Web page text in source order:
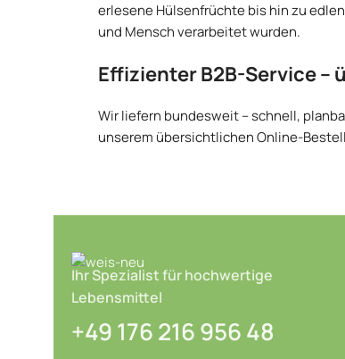
erlesene Hülsenfrüchte bis hin zu
und Mensch verarbeitet wurden.
Effizienter B2B-Service –
Wir liefern bundesweit – schnell,
unserem übersichtlichen Online-
Ihr Spezialist für hochwertige
Lebensmittel
+49 176 216 956 48